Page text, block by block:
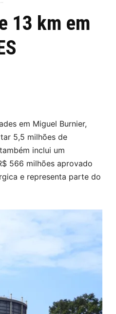
13 km em
em Miguel Burnier,
5,5 milhões de
inclui um
566 milhões aprovado
e representa parte do